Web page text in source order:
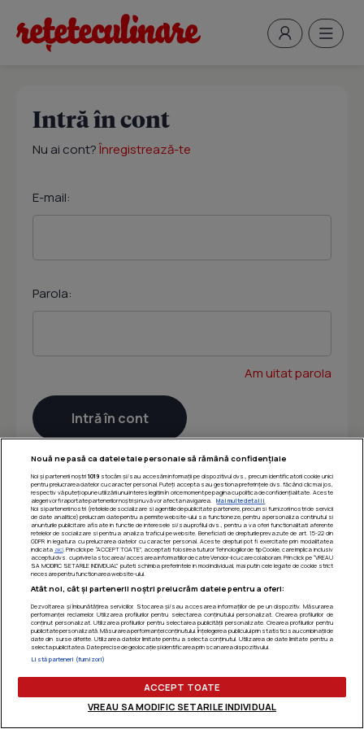
Intră în cont
Nu ai cont?Înregistrează-te
E-mail:
Parola:
Am uitat parola
Nouă ne pasă ca datele tale personale să rămână confidențiale
Noi și partenerii noștri 1019stocăm și/sau accesăm informații pe dispozitivul dvs., precum identificatorii cookie unici
pentru prelucrarea datelor cu caracter personal. Puteți accepta sau gestiona preferințele dvs. făcând clic mai jos,
respectiv vă puteți opune utilizării unui interes legitim în orice moment pe pagina cu politica de confidențialitate. Aceste
alegeri vor fi raportate partenerilor noștri și nu vă vor afecta navigarea.
Mai multe detalii
Noi si partenerii nostri (retelele de socializare si agentiile de publicitate partenere, precum si furnizorii nostri de servicii
de date analitice) prelucram date pentru a permite website-ului sa functioneze, pentru a personaliza continutul si
anunturile publicitare afisate in functie de interesele si/sau profilul dvs., pentru a va oferi functionalitati aferente
retelelor de socializare si pentru a analiza traficul pe website. Beneficiati de drepturile prevazute de art. 15-22 din
GDPR in legatura cu prelucrarea datelor cu caracter personal. Aceste drepturi pot fi exercitate prin modalitatea
indicata aici. Prin click pe “ACCEPT TOATE”, acceptati folosirea tuturor Tehnologiilor de tip Cookie, care implica inclusiv
acceptul dvs. cu privire la stocarea/accesarea informatiilor de catre Vendor-ii cu care colaboram. Prin click pe “VREAU
SA MODIFIC SETARILE INDIVIDUAL” puteti schimba preferintele in mod individual, mai putin cele legate de cookie strict
necesare pentru functionarea website-ului.
Atât noi, cât și partenerii noștri prelucrăm datele pentru a oferi:
Dezvoltarea și îmbunătățirea serviciilor. Stocarea și/sau accesarea informațiilor de pe un dispozitiv. Măsurarea
performanței reclamelor. Utilizarea profilurilor pentru selectarea conținutului personalizat. Crearea profilurilor de
conținut personalizat. Utilizarea profilurilor pentru selectarea publicității personalizate. Crearea profilurilor pentru
publicitate personalizată. Măsurarea performanței conținutului. Înțelegerea publicului prin statistici sau combinații de
date din surse diferite. Utilizarea datelor limitate pentru a selecta conținutul. Utilizarea de date limitate pentru a
selecta publicitatea. Date precise de geolocație și identificarea prin scanarea dispozitivului.
Listă parteneri (furnizori)
ACCEPT TOATE
VREAU SA MODIFIC SETARILE INDIVIDUAL